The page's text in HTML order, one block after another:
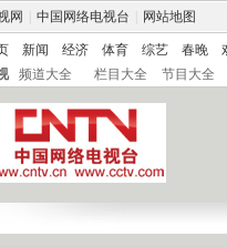
网 中国网络电视台 网站地图
新闻 经济 体育 综艺 春晚
频道大全 栏目大全 节目大全